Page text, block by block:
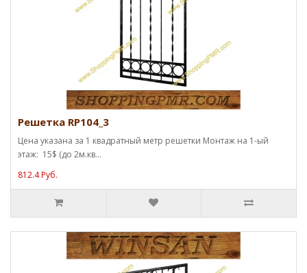
Решетка RP104_3
Цена указана за 1 квадратный метр решетки Монтаж на 1-ый
этаж: 15$ (до 2м.кв...
812.4 Руб.